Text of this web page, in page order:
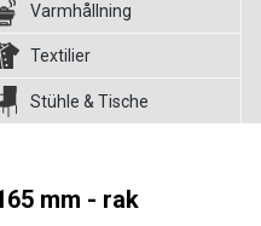
Varmhållning
Textilier
Stühle & Tische
mm - rak